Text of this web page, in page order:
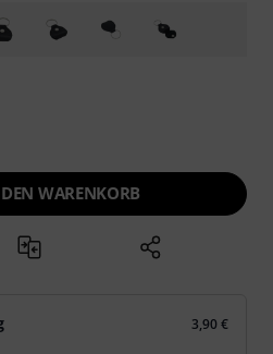
WARENKORB
3,90 €